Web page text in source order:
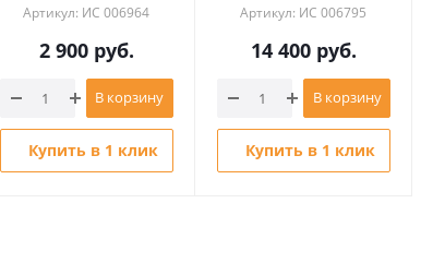
Артикул: ИС 006964
2 900руб.
В корзину
Купить в 1 клик
Артикул: ИС 006795
14 400руб.
В корзину
Купить в 1 клик